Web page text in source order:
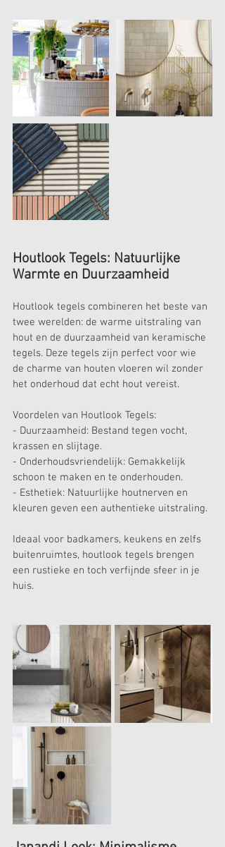
Houtlook Tegels: Natuurlijke
Warmte en Duurzaamheid
Houtlook tegels combineren het beste van
twee werelden: de warme uitstraling van
hout en de duurzaamheid van keramische
tegels. Deze tegels zijn perfect voor wie
de charme van houten vloeren wil zonder
het onderhoud dat echt hout vereist.
Voordelen van Houtlook Tegels:
- Duurzaamheid: Bestand tegen vocht,
krassen en slijtage.
- Onderhoudsvriendelijk: Gemakkelijk
schoon te maken en te onderhouden.
- Esthetiek: Natuurlijke houtnerven en
kleuren geven een authentieke uitstraling.
Ideaal voor badkamers, keukens en zelfs
buitenruimtes, houtlook tegels brengen
een rustieke en toch verfijnde sfeer in je
huis.